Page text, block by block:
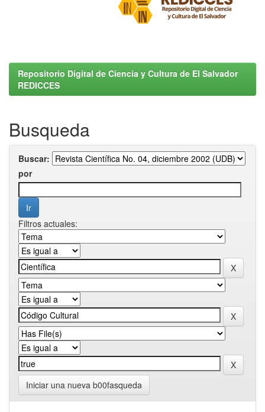
Repositorio Digital de Ciencia y Cultura de El Salvador
REDICCES
Busqueda
Buscar:
por
Filtros actuales:
Iniciar una nueva b00fasqueda